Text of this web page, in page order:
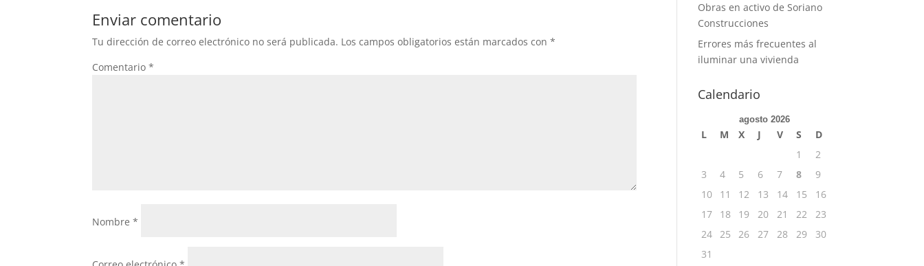
Enviar comentario
Tu dirección de correo electrónico no será publicada. Los campos obligatorios están marcados con*
Comentario*
Nombre*
Obras en activo de Soriano
Construcciones
Errores más frecuentes al
iluminar una vivienda
Calendario
agosto 2026
L M X J V S
D
1
2
3
4 5 6 7 8
9
10
11 12 13 14 15
16
17
18 19 20 21 22
23
24 25 26 27 28 29
30
31